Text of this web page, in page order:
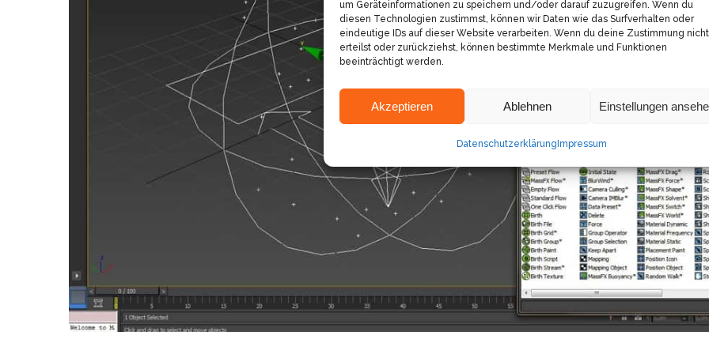
um Geräteinformationen zu speichern und/oder darauf zuzugreifen. Wenn du
diesen Technologien zustimmst, können wir Daten wie das Surfverhalten oder
eindeutige IDs auf dieser Website verarbeiten. Wenn du deine Zustimmung nicht
erteilst oder zurückziehst, können bestimmte Merkmale und Funktionen
beeinträchtigt werden.
Akzeptieren Ablehnen Einstellungen
Datenschutzerklärung Impressum